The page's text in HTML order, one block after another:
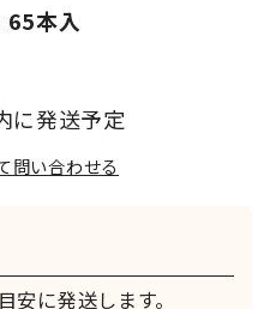
に発送予定
65本入
問い合わせる
に発送します。